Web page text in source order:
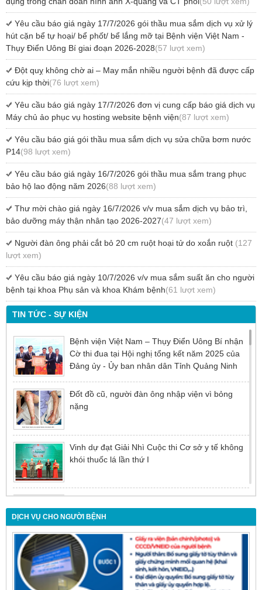
TIN TỨC - SỰ KIỆN
Bệnh viện Việt Nam – Thụy Điển Uông Bí nhận
Cờ thi đua tại Hội nghị tổng kết năm 2025 của
Đảng ủy - Ủy ban nhân dân Tỉnh Quảng Ninh
Đốt đồ cũ, người đàn ông nhập viện vì bỏng
nặng
Vinh dự đạt Giải Nhì Cuộc thi Cơ sở y tế không
khói thuốc lá lần thứ I
chậm trễ
Nội soi mật tụy ngược dòng – Giải pháp tối ưu
cho người bệnh sỏi ống mật chủ
DỊCH VỤ CHO NGƯỜI BỆNH
Yêu cầu báo giá ngày 17/7/2026 gói thầu mua sắm dịch vụ xử lý
hút cặn bể tự hoại/ bể phốt/ bể lắng mỡ tại Bệnh viện Việt Nam -
Thụy Điển Uông Bí giai đoạn 2026-2028(57 lượt xem)
Đột quỵ không chờ ai – May mắn nhiều người bệnh đã được cấp
cứu kịp thời(76 lượt xem)
Yêu cầu báo giá ngày 17/7/2026 đơn vị cung cấp báo giá dịch vụ
Máy chủ ảo phục vụ hosting website bệnh viện(87 lượt xem)
Yêu cầu báo giá gói thầu mua sắm dịch vụ sửa chữa bơm nước
P14(98 lượt xem)
Yêu cầu báo giá ngày 16/7/2026 gói thầu mua sắm trang phục
bảo hộ lao động năm 2026(88 lượt xem)
Thư mời chào giá ngày 16/7/2026 v/v mua sắm dịch vụ bảo trì,
bảo dưỡng máy thận nhân tạo 2026-2027(47 lượt xem)
Người đàn ông phải cắt bỏ 20 cm ruột hoại tử do xoắn ruột (127
lượt xem)
Yêu cầu báo giá ngày 10/7/2026 v/v mua sắm suất ăn cho người
bệnh tại khoa Phụ sản và khoa Khám bệnh(61 lượt xem)